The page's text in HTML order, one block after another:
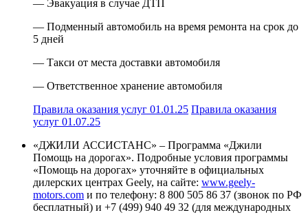
— Эвакуация в случае ДТП
— Подменный автомобиль на время ремонта на срок до
5 дней
— Такси от места доставки автомобиля
— Ответственное хранение автомобиля
Правила оказания услуг 01.01.25 Правила оказания
услуг 01.07.25
«ДЖИЛИ АССИСТАНС» – Программа «Джили
Помощь на дорогах». Подробные условия программы
«Помощь на дорогах» уточняйте в официальных
дилерских центрах Geely, на сайте: www.geely-
motors.com и по телефону: 8 800 505 86 37 (звонок по РФ
бесплатный) и +7 (499) 940 49 32 (для международных